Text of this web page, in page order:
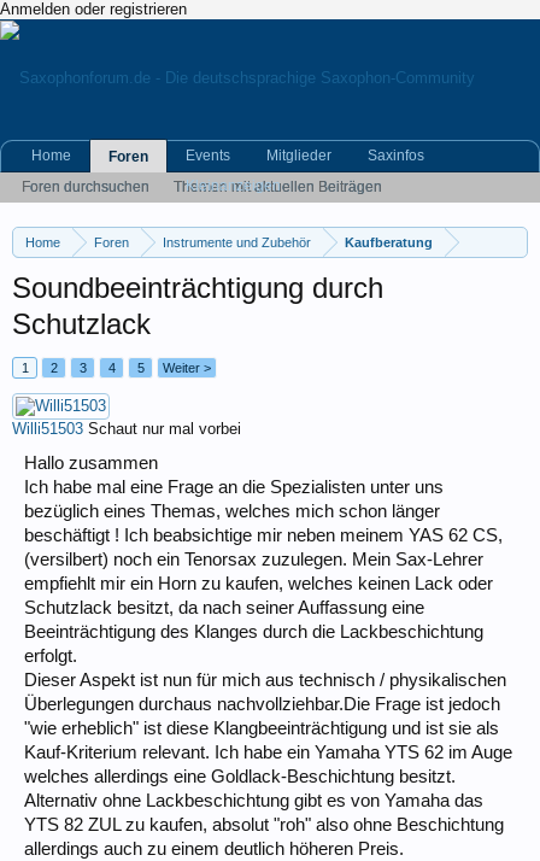
Anmelden oder registrieren
Home Foren Instrumente und Zubehör Kaufberatung
Soundbeeinträchtigung durch
Schutzlack
1 2 3 4 5 Weiter >
Willi51503 Schaut nur mal vorbei
Hallo zusammen
Ich habe mal eine Frage an die Spezialisten unter uns
bezüglich eines Themas, welches mich schon länger
beschäftigt ! Ich beabsichtige mir neben meinem YAS 62 CS,
(versilbert) noch ein Tenorsax zuzulegen. Mein Sax-Lehrer
empfiehlt mir ein Horn zu kaufen, welches keinen Lack oder
Schutzlack besitzt, da nach seiner Auffassung eine
Beeinträchtigung des Klanges durch die Lackbeschichtung
erfolgt.
Dieser Aspekt ist nun für mich aus technisch / physikalischen
Überlegungen durchaus nachvollziehbar.Die Frage ist jedoch
"wie erheblich" ist diese Klangbeeinträchtigung und ist sie als
Kauf-Kriterium relevant. Ich habe ein Yamaha YTS 62 im Auge
welches allerdings eine Goldlack-Beschichtung besitzt.
Alternativ ohne Lackbeschichtung gibt es von Yamaha das
YTS 82 ZUL zu kaufen, absolut "roh" also ohne Beschichtung
allerdings auch zu einem deutlich höheren Preis.
Home
Foren
Foren durchsuchen
Themen mit aktuellen Beiträgen
Events Mitglieder
Saxinfos
Kleinanzeigen